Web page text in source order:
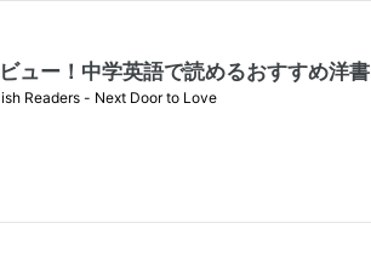
ュー！中学英語で読めるおすすめ洋書
Readers - Next Door to Love